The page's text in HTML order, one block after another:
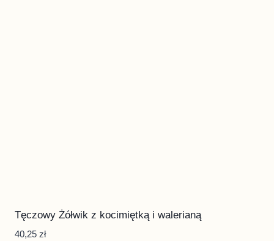
Tęczowy Żółwik z kocimiętką i walerianą
40,25 zł